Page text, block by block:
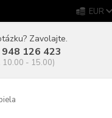
EUR
Zavolajte.
126 423
10.00 - 15.00)